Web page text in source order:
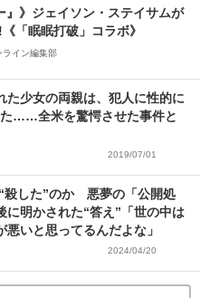
』》ジェイソン・ステイサムが
「眠眠打破」コラボ》
ライン編集部
た少女の両親は、犯人に性的に
……全米を驚愕させた事件と
2019/07/01
殺した”のか 悪夢の「公開処
に明かされた“答え”「世の中は
悪いと思ってるんだよな」
2024/04/20